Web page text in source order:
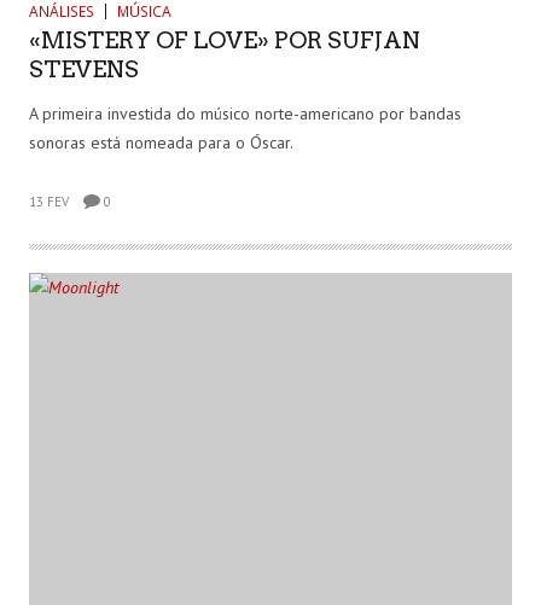
ANÁLISES MÚSICA
«MISTERY OF LOVE» POR SUFJAN
STEVENS
A primeira investida do músico norte-americano por bandas
sonoras está nomeada para o Óscar.
13 FEV 0